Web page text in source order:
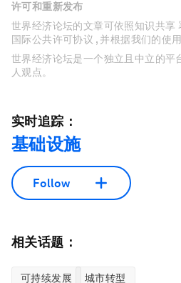
许可和重新发布
世界经济论坛的文章可依照知识共享
国际公共许可协议 , 并根据我们的使
世界经济论坛是一个独立且中立的平
人观点。
实时追踪：
基础设施
Follow
相关话题：
可持续发展 城市转型